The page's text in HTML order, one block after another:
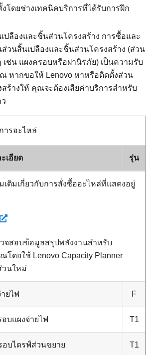
งโดยช่างเทคนิคบริการที่ได้รับการฝึก
ปลืองและชิ้นส่วนโครงสร้าง การซื้อและ
ส่วนสิ้นเปลืองและชิ้นส่วนโครงสร้าง (ส่วน
เช่น แผงครอบหรือฝานิรภัย) เป็นความรับ
หากขอให้ Lenovo หาหรือติดตั้งส่วน
ร้างให้ คุณจะต้องเสียค่าบริการสำหรับ
ารอะไหล่
เอียด รุ่น
เติมเกี่ยวกับการสั่งซื้ออะไหล่ที่แสดงอยู่
จสอบข้อมูลสรุปพลังงานสำหรับ
ณโดยใช้ Lenovo Capacity Planner
นใหม่
ยไฟ F
อบแผงจ่ายไฟ T1
อบไดรฟ์ส่วนขยาย T1